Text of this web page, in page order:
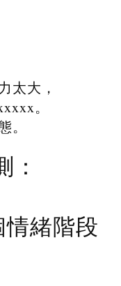
太大，
。
。
緒階段